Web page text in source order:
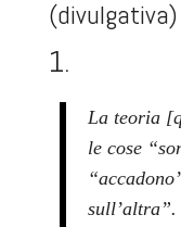
1.
La teoria
le cose
sull’altra”.